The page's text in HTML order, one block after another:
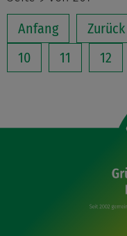
Anfang
Zurück
10
11 12